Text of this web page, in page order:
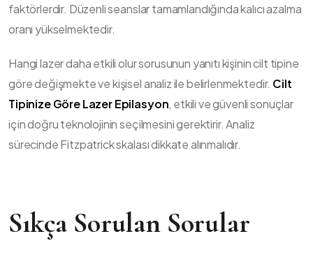
faktörlerdir. Düzenli seanslar tamamlandığında kalıcı azalma
oranı yükselmektedir.
Hangi lazer daha etkili olur sorusunun yanıtı kişinin cilt tipine
göre değişmekte ve kişisel analiz ile belirlenmektedir. Cilt
Tipinize Göre Lazer Epilasyon, etkili ve güvenli sonuçlar
için doğru teknolojinin seçilmesini gerektirir. Analiz
sürecinde Fitzpatrick skalası dikkate alınmalıdır.
Sıkça Sorulan Sorular